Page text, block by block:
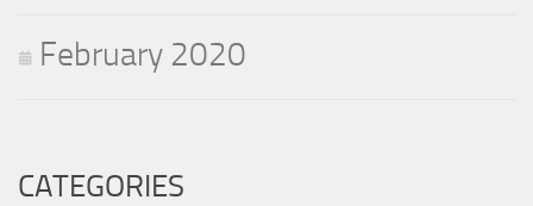
February 2020
CATEGORIES